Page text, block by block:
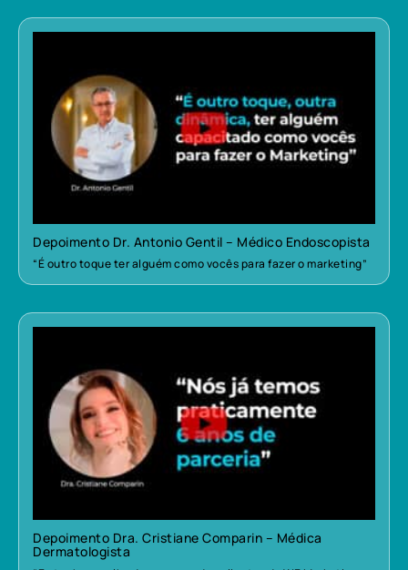
Depoimento Dr. Antonio Gentil – Médico Endoscopista
“É outro toque ter alguém como vocês para fazer o marketing”
Depoimento Dra. Cristiane Comparin – Médica
Dermatologista